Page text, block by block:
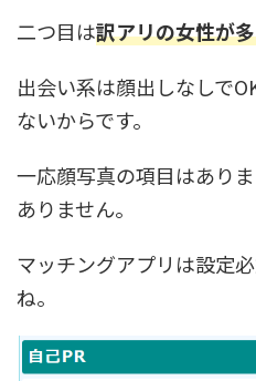
二つ目は訳アリの女性が
出会い系は顔出しなしで
ないからです。
一応顔写真の項目はあり
ありません。
マッチングアプリは設定
ね。